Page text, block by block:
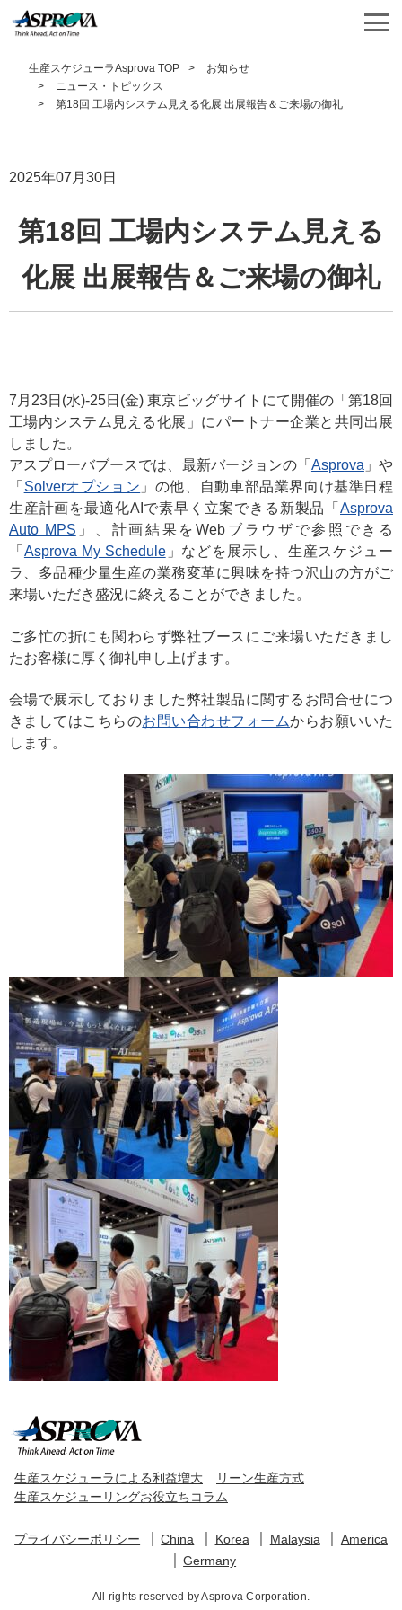
生産スケジューラAsprova TOP
お知らせ
ニュース・トピックス
第18回 工場内システム見える化展 出展報告＆ご来場の御礼
2025年07月30日
第18回 工場内システム見える
化展 出展報告＆ご来場の御礼
7月23日(水)-25日(金) 東京ビッグサイトにて開催の「第18回
工場内システム見える化展」にパートナー企業と共同出展
しました。
アスプローバブースでは、最新バージョンの「 Asprova 」や
「 Solverオプション 」の他、自動車部品業界向け基準日程
生産計画を最適化AIで素早く立案できる新製品「 Asprova
Auto MPS 」、計画結果をWebブラウザで参照できる
「 Asprova My Schedule」などを展示し、生産スケジュー
ラ、多品種少量生産の業務変革に興味を持つ沢山の方がご
来場いただき盛況に終えることができました。
ご多忙の折にも関わらず弊社ブースにご来場いただきまし
たお客様に厚く御礼申し上げます。
会場で展示しておりました弊社製品に関するお問合せにつ
きましてはこちらのお問い合わせフォームからお願いいた
します。
生産スケジューラによる利益増大
リーン生産方式
生産スケジューリングお役立ちコラム
プライバシーポリシー China Korea Malaysia
America
Germany
All rights reserved by Asprova Corporation.